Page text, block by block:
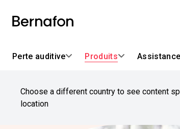
Perte auditive Produits Assistance
Choose a different country to see content
location